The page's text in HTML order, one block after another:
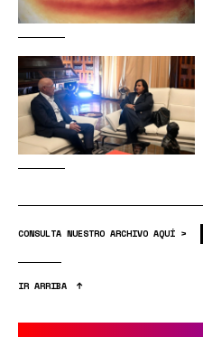
CONSULTA NUESTRO ARCHIVO AQUÍ >
IR ARRIBA